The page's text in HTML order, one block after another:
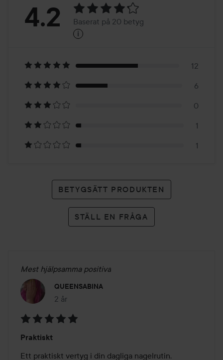
Betyg:
Baserat
på
20
betyg
4.2 Baserat på 20 betyg
i
12
6
0
1
1
BETYGSÄTT PRODUKTEN
STÄLL EN FRÅGA
Mest hjälpsamma positiva
QUEENSABINA
2 år
Inlägget skapades 2 år
5
av
Praktiskt
Ett praktiskt vertyg i din dagliga nagelrutin.